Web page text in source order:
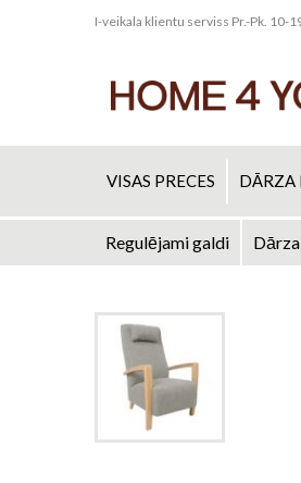
I-veikala klientu serviss Pr.-Pk. 10-
VISAS PRECES DĀRZA
Regulējami galdi
Iet
galerijas
beigām